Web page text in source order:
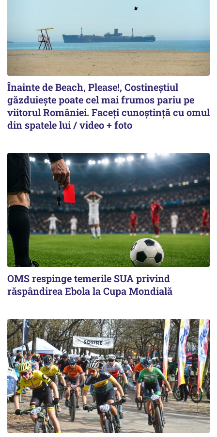
Înainte de Beach, Please!, Costineștiul
găzduiește poate cel mai frumos pariu pe
viitorul României. Faceți cunoștință cu omul
din spatele lui / video + foto
OMS respinge temerile SUA privind
răspândirea Ebola la Cupa Mondială